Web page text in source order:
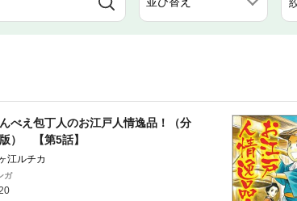
べえ包丁人のお江戸人情逸品！（分
） 【第5話】
江ルチカ
ガ